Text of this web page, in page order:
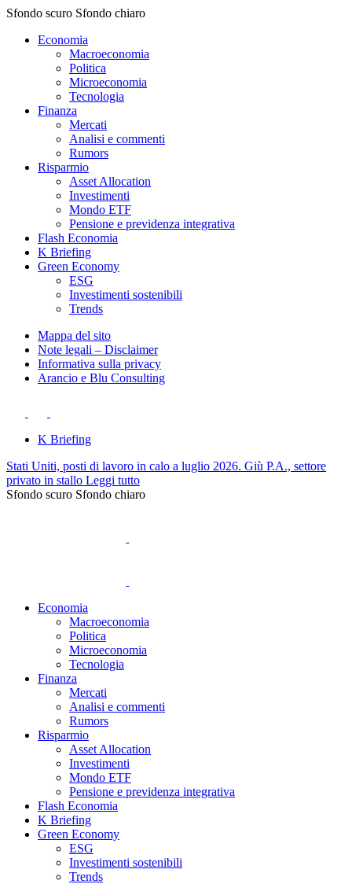
Sfondo scuro Sfondo chiaro
Economia
Macroeconomia
Politica
Microeconomia
Tecnologia
Finanza
Mercati
Analisi e commenti
Rumors
Risparmio
Asset Allocation
Investimenti
Mondo ETF
Pensione e previdenza integrativa
Flash Economia
K Briefing
Green Economy
ESG
Investimenti sostenibili
Trends
Mappa del sito
Note legali – Disclaimer
Informativa sulla privacy
Arancio e Blu Consulting
K Briefing
Stati Uniti, posti di lavoro in calo a luglio 2026. Giù P.A., settore
privato in stallo Leggi tutto
Sfondo scuro Sfondo chiaro
Economia
Macroeconomia
Politica
Microeconomia
Tecnologia
Finanza
Mercati
Analisi e commenti
Rumors
Risparmio
Asset Allocation
Investimenti
Mondo ETF
Pensione e previdenza integrativa
Flash Economia
K Briefing
Green Economy
ESG
Investimenti sostenibili
Trends